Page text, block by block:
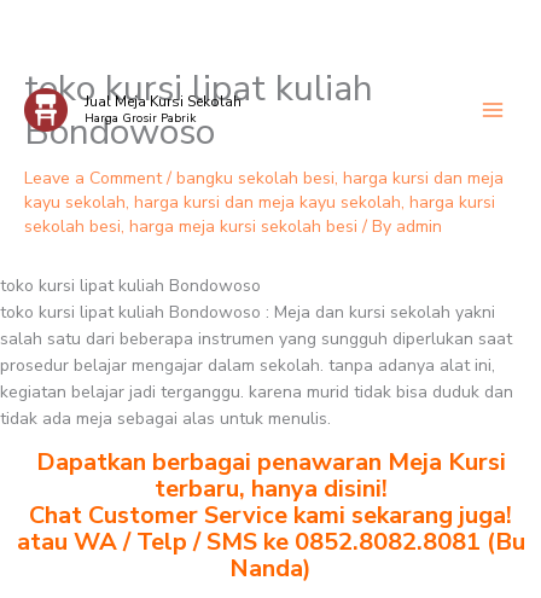
Skip
content
Jual Meja Kursi Sekolah
Harga Grosir Pabrik
toko kursi lipat kuliah
Bondowoso
Leave a Comment / bangku sekolah besi, harga kursi dan meja
kayu sekolah, harga kursi dan meja kayu sekolah, harga kursi
sekolah besi, harga meja kursi sekolah besi / By admin
toko kursi lipat kuliah Bondowoso
toko kursi lipat kuliah Bondowoso : Meja dan kursi sekolah yakni
salah satu dari beberapa instrumen yang sungguh diperlukan saat
prosedur belajar mengajar dalam sekolah. tanpa adanya alat ini,
kegiatan belajar jadi terganggu. karena murid tidak bisa duduk dan
tidak ada meja sebagai alas untuk menulis.
Dapatkan berbagai penawaran Meja Kursi
terbaru, hanya disini!
Chat Customer Service kami sekarang juga!
atau WA / Telp / SMS ke 0852.8082.8081 (Bu
Nanda)